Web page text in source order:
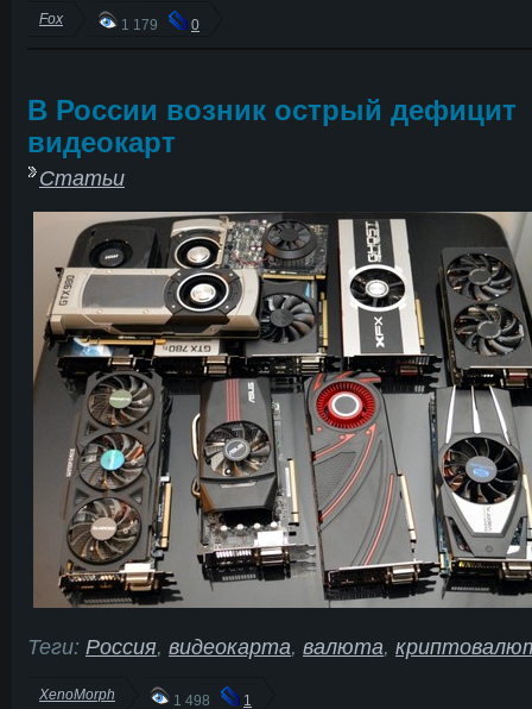
Fox 1 179 0
В России возник острый дефицит
видеокарт
Статьи
Теги: Россия, видеокарта, валюта,
XenoMorph 1 498 1